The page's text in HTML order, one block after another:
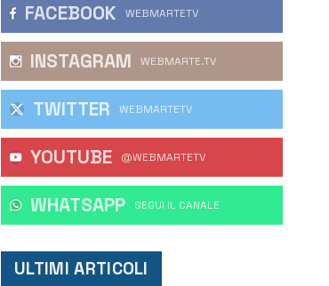
FACEBOOK WEBMARTETV
INSTAGRAM WEBMARTE.TV
TWITTER WEBMARTETV
YOUTUBE @WEBMARTETV
WHATSAPP ‎SEGUI IL CANALE
ULTIMI ARTICOLI